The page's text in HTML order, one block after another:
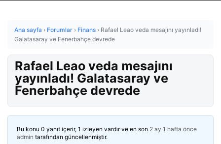
Ana sayfa › Forumlar › Finans › Rafael Leao veda mesajını yayınladı!
Galatasaray ve Fenerbahçe devrede
Rafael Leao veda mesajını
yayınladı! Galatasaray ve
Fenerbahçe devrede
Bu konu 0 yanıt içerir, 1 izleyen vardır ve en son 2 ay 1 hafta önce
admin tarafından güncellenmiştir.